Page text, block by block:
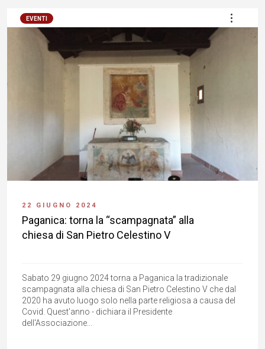
EVENTI
22 GIUGNO 2024
Paganica: torna la “scampagnata” alla
chiesa di San Pietro Celestino V
Sabato 29 giugno 2024 torna a Paganica la tradizionale
scampagnata alla chiesa di San Pietro Celestino V che dal
2020 ha avuto luogo solo nella parte religiosa a causa del
Covid. Quest'anno - dichiara il Presidente
dell'Associazione...